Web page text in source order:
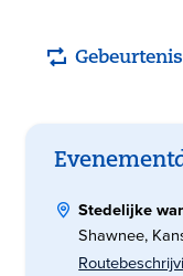
Stedelijke
Shawnee,